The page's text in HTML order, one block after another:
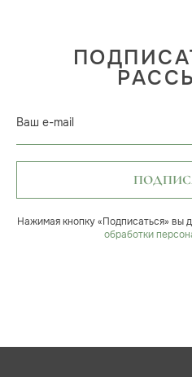
Ваш e-mail
Нажимая кнопку «Подписаться» вы
обработки